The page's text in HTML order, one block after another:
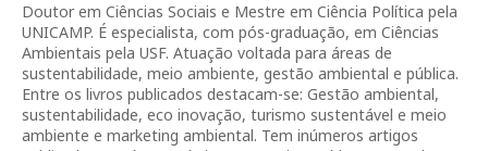
Doutor em Ciências Sociais e Mestre em Ciência Política pela
UNICAMP. É especialista, com pós-graduação, em Ciências
Ambientais pela USF. Atuação voltada para áreas de
sustentabilidade, meio ambiente, gestão ambiental e pública.
Entre os livros publicados destacam-se: Gestão ambiental,
sustentabilidade, eco inovação, turismo sustentável e meio
ambiente e marketing ambiental. Tem inúmeros artigos